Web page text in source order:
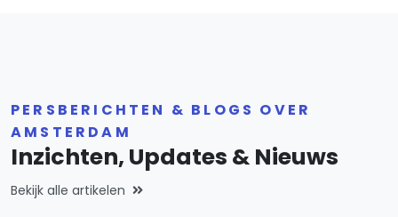
PERSBERICHTEN & BLOGS OVER
AMSTERDAM
Inzichten, Updates & Nieuws
Bekijk alle artikelen